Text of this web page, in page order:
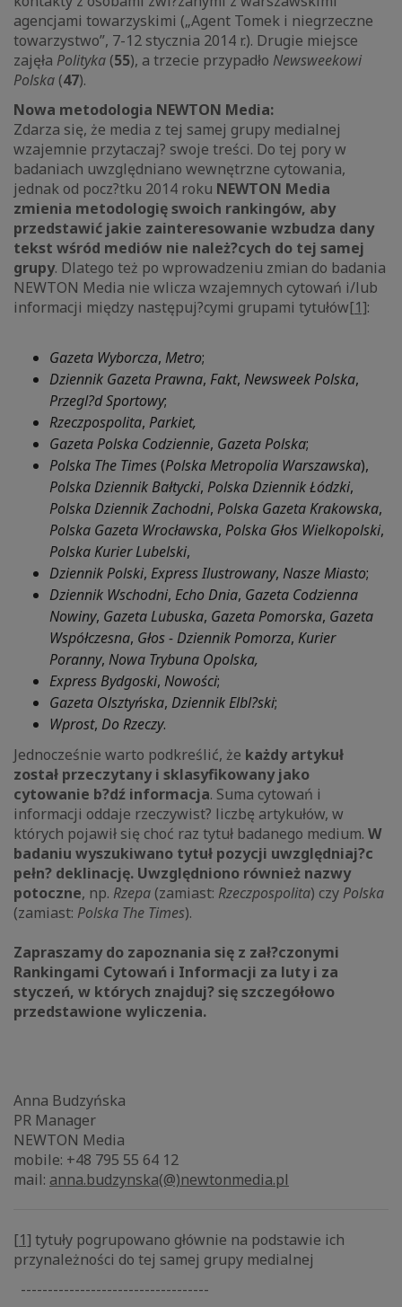
agencjami towarzyskimi („Agent Tomek i niegrzeczne
towarzystwo”, 7-12 stycznia 2014 r.). Drugie miejsce
zajęła Polityka (55), a trzecie przypadło Newsweekowi
Polska (47).
Nowa metodologia NEWTON Media:
Zdarza się, że media z tej samej grupy medialnej
wzajemnie przytaczaj? swoje treści. Do tej pory w
badaniach uwzględniano wewnętrzne cytowania,
jednak od pocz?tku 2014 roku NEWTON Media
zmienia metodologię swoich rankingów, aby
przedstawić jakie zainteresowanie wzbudza dany
tekst wśród mediów nie należ?cych do tej samej
grupy. Dlatego też po wprowadzeniu zmian do badania
NEWTON Media nie wlicza wzajemnych cytowań i/lub
informacji między następuj?cymi grupami tytułów[1]:
Gazeta Wyborcza, Metro;
Dziennik Gazeta Prawna, Fakt, Newsweek Polska,
Przegl?d Sportowy;
Rzeczpospolita, Parkiet,
Gazeta Polska Codziennie, Gazeta Polska;
Polska The Times(Polska Metropolia Warszawska),
Polska Dziennik Bałtycki, Polska Dziennik Łódzki,
Polska Dziennik Zachodni, Polska Gazeta Krakowska,
Polska Gazeta Wrocławska, Polska Głos Wielkopolski,
Polska Kurier Lubelski,
Dziennik Polski, Express Ilustrowany, Nasze Miasto;
Dziennik Wschodni, Echo Dnia, Gazeta Codzienna
Nowiny, Gazeta Lubuska, Gazeta Pomorska, Gazeta
Współczesna, Głos - Dziennik Pomorza, Kurier
Poranny, Nowa Trybuna Opolska,
Express Bydgoski, Nowości;
Gazeta Olsztyńska, Dziennik Elbl?ski;
Wprost, Do Rzeczy.
Jednocześnie warto podkreślić, że każdy artykuł
został przeczytany i sklasyfikowany jako
cytowanie b?dź informacja. Suma cytowań i
informacji oddaje rzeczywist? liczbę artykułów, w
których pojawił się choć raz tytuł badanego medium. W
badaniu wyszukiwano tytuł pozycji uwzględniaj?c
pełn? deklinację. Uwzględniono również nazwy
potoczne, np. Rzepa (zamiast: Rzeczpospolita) czy Polska
(zamiast: Polska The Times).
Zapraszamy do zapoznania się z zał?czonymi
Rankingami Cytowań i Informacji za luty i za
styczeń, w których znajduj? się szczegółowo
przedstawione wyliczenia.
Anna Budzyńska
PR Manager
NEWTON Media
mobile: +48 795 55 64 12
mail: anna.budzynska(@)newtonmedia.pl
[1] tytuły pogrupowano głównie na podstawie ich
przynależności do tej samej grupy medialnej
-----------------------------------